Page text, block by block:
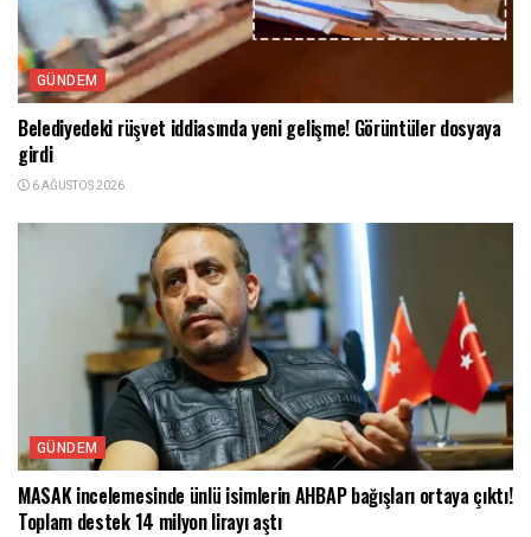
GÜNDEM
Belediyedeki rüşvet iddiasında yeni gelişme! Görüntüler dosyaya
girdi
6 AĞUSTOS 2026
GÜNDEM
MASAK incelemesinde ünlü isimlerin AHBAP bağışları ortaya çıktı!
Toplam destek 14 milyon lirayı aştı